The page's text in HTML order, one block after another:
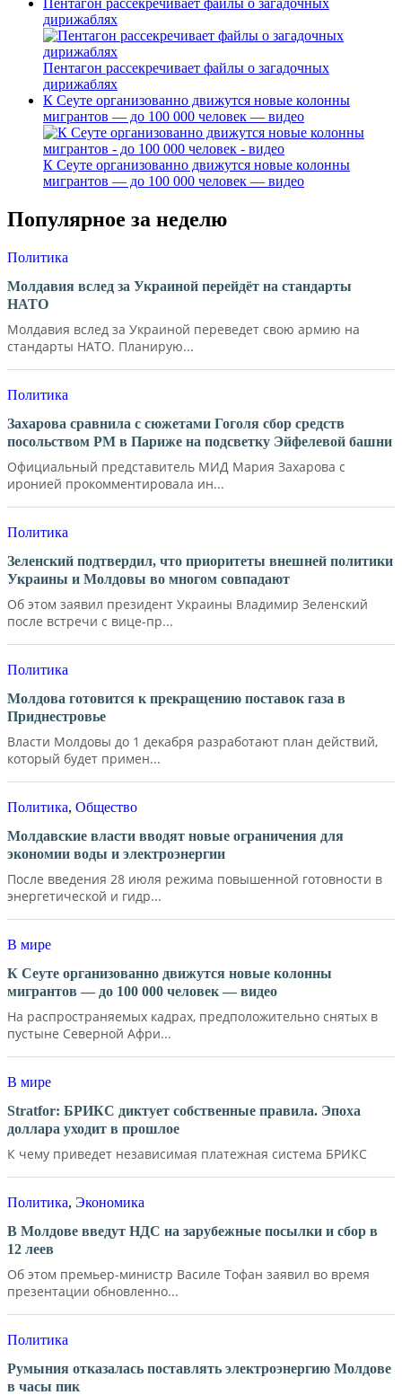
Пентагон рассекречивает файлы о загадочных
дирижаблях
Пентагон рассекречивает файлы о загадочных
дирижаблях
К Сеуте организованно движутся новые колонны
мигрантов — до 100 000 человек — видео
К Сеуте организованно движутся новые колонны
мигрантов — до 100 000 человек — видео
Популярное за неделю
Политика
Молдавия вслед за Украиной перейдёт на стандарты
НАТО
Молдавия вслед за Украиной переведет свою армию на
стандарты НАТО. Планирую...
Политика
Захарова сравнила с сюжетами Гоголя сбор средств
посольством РМ в Париже на подсветку Эйфелевой башни
Официальный представитель МИД Мария Захарова с
иронией прокомментировала ин...
Политика
Зеленский подтвердил, что приоритеты внешней политики
Украины и Молдовы во многом совпадают
Об этом заявил президент Украины Владимир Зеленский
после встречи с вице-пр...
Политика
Молдова готовится к прекращению поставок газа в
Приднестровье
Власти Молдовы до 1 декабря разработают план действий,
который будет примен...
Политика, Общество
Молдавские власти вводят новые ограничения для
экономии воды и электроэнергии
После введения 28 июля режима повышенной готовности в
энергетической и гидр...
В мире
К Сеуте организованно движутся новые колонны
мигрантов — до 100 000 человек — видео
На распространяемых кадрах, предположительно снятых в
пустыне Северной Афри...
В мире
Stratfor: БРИКС диктует собственные правила. Эпоха
доллара уходит в прошлое
К чему приведет независимая платежная система БРИКС
Политика, Экономика
В Молдове введут НДС на зарубежные посылки и сбор в
12 леев
Об этом премьер-министр Василе Тофан заявил во время
презентации обновленно...
Политика
Румыния отказалась поставлять электроэнергию Молдове
в часы пик